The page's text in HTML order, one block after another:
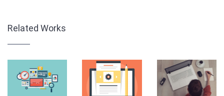
Related Works